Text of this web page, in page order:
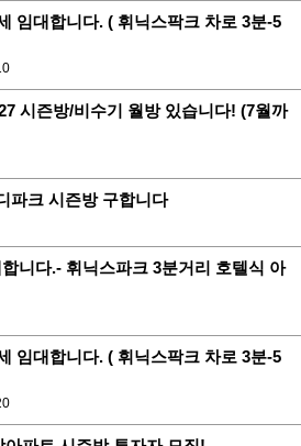
임대합니다. ( 휘닉스팍크 차로 3분-5
시즌방/비수기 월방 있습니다! (7월까
파크 시즌방 구합니다
니다.- 휘닉스파크 3분거리 호텔식 아
임대합니다. ( 휘닉스팍크 차로 3분-5